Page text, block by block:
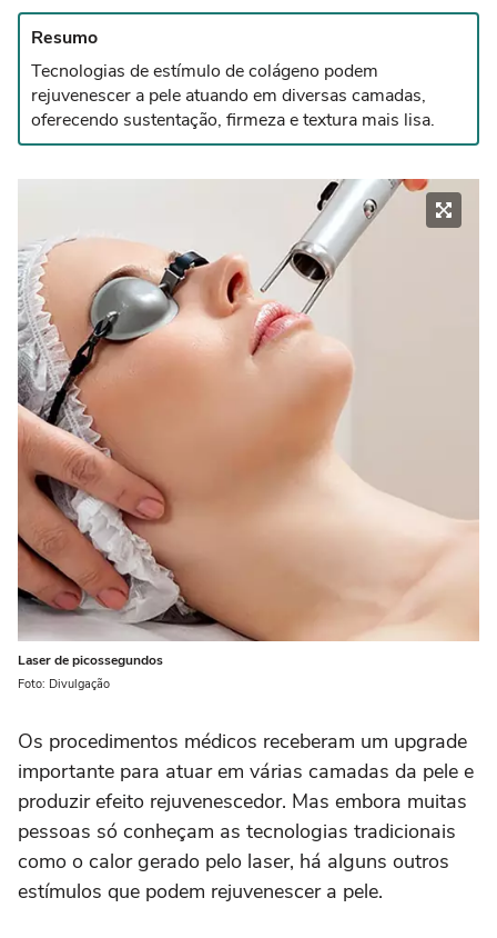
Resumo
Tecnologias de estímulo de colágeno podem
rejuvenescer a pele atuando em diversas camadas,
oferecendo sustentação, firmeza e textura mais lisa.
Laser de picossegundos
Foto: Divulgação
Os procedimentos médicos receberam um upgrade
importante para atuar em várias camadas da pele e
produzir efeito rejuvenescedor. Mas embora muitas
pessoas só conheçam as tecnologias tradicionais
como o calor gerado pelo laser, há alguns outros
estímulos que podem rejuvenescer a pele.